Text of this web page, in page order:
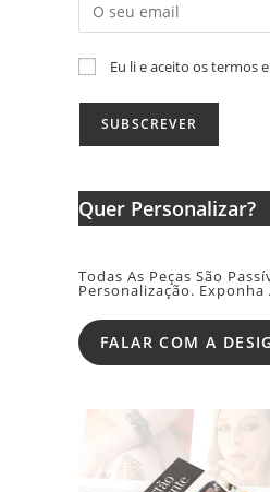
Eu li e aceito os termos
Quer Personalizar?
Todas As Peças São
Personalização. Exponha
FALAR COM A